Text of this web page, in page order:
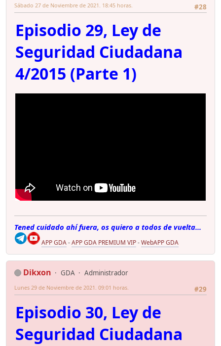
#28
Sábado 27 de Noviembre de 2021. 18:45 horas.
Episodio 29, Ley de
Seguridad Ciudadana
4/2015 (Parte 1)
Tened cuidado ahí fuera, os quiero a todos de vuelta...
APP GDA-APP GDA PREMIUM VIP-WebAPP GDA
Dikxon GDA
Administrador
#29
Lunes 29 de Noviembre de 2021. 09:01 horas.
Episodio 30, Ley de
Seguridad Ciudadana